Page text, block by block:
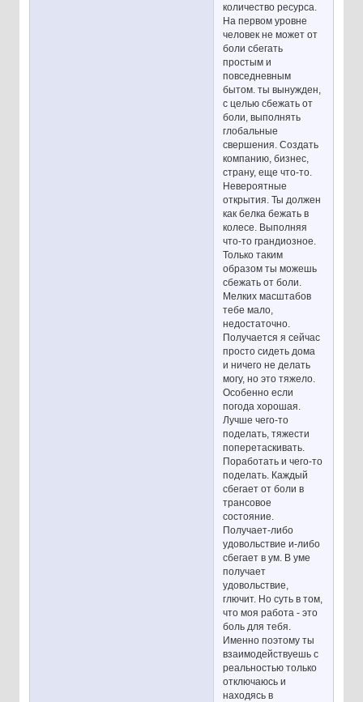
количество ресурса.
На первом уровне
человек не может от
боли сбегать
простым и
повседневным
бытом. ты вынужден,
с целью сбежать от
боли, выполнять
глобальные
свершения. Создать
компанию, бизнес,
страну, еще что-то.
Невероятные
открытия. Ты должен
как белка бежать в
колесе. Выполняя
что-то грандиозное.
Только таким
образом ты можешь
сбежать от боли.
Мелких масштабов
тебе мало,
недостаточно.
Получается я сейчас
просто сидеть дома
и ничего не делать
могу, но это тяжело.
Особенно если
погода хорошая.
Лучше чего-то
поделать, тяжести
поперетаскивать.
Поработать и чего-то
поделать. Каждый
сбегает от боли в
трансовое
состояние.
Получает-либо
удовольствие и-либо
сбегает в ум. В уме
получает
удовольствие,
глючит. Но суть в том,
что моя работа - это
боль для тебя.
Именно поэтому ты
взаимодействуешь с
реальностью только
отключаюсь и
находясь в